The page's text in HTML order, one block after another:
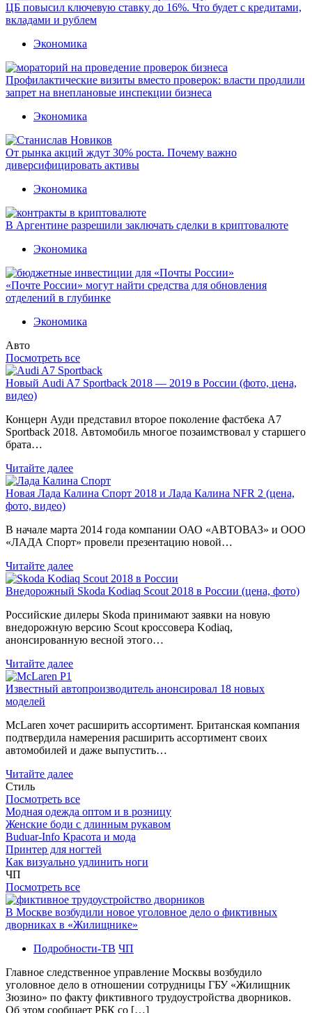
ЦБ повысил ключевую ставку до 16%. Что будет с кредитами,
вкладами и рублем
Экономика
Профилактические визиты вместо проверок: власти продлили
запрет на внеплановые инспекции бизнеса
Экономика
От рынка акций ждут 30% роста. Почему важно
диверсифицировать активы
Экономика
В Аргентине разрешили заключать сделки в криптовалюте
Экономика
«Почте России» могут найти средства для обновления
отделений в глубинке
Экономика
Авто
Посмотреть все
Новый Audi A7 Sportback 2018 — 2019 в России (фото, цена,
видео)
Концерн Ауди представил второе поколение фастбека A7
Sportback 2018. Автомобиль многое позаимствовал у старшего
брата…
Читайте далее
Новая Лада Калина Спорт 2018 и Лада Калина NFR 2 (цена,
фото, видео)
В начале марта 2014 года компании ОАО «АВТОВАЗ» и ООО
«ЛАДА Спорт» провели презентацию новой…
Читайте далее
Внедорожный Skoda Kodiaq Scout 2018 в России (цена, фото)
Российские дилеры Skoda принимают заявки на новую
внедорожную версию Scout кроссовера Kodiaq,
анонсированную весной этого…
Читайте далее
Известный автопроизводитель анонсировал 18 новых
моделей
McLaren хочет расширить ассортимент. Британская компания
подтвердила намерения расширить ассортимент своих
автомобилей и даже выпустить…
Читайте далее
Стиль
Посмотреть все
Модная одежда оптом и в розницу
Женские боди с длинным рукавом
Buduar-Info Красота и мода
Принтер для ногтей
Как визуально удлинить ноги
ЧП
Посмотреть все
В Москве возбудили новое уголовное дело о фиктивных
дворниках в «Жилищнике»
Подробности-ТВ ЧП
Главное следственное управление Москвы возбудило
уголовное дело в отношении сотрудницы ГБУ «Жилищник
Зюзино» по факту фиктивного трудоустройства дворников.
Об этом сообщает РБК со […]